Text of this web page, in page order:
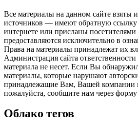
Все материалы на данном сайте взяты
источников — имеют обратную ссылку
интернете или присланы посетителями
предоставляются исключительно в
Права на материалы принадлежат их
Администрация сайта
материала не несет. Если Вы
материалы, которые нарушают
принадлежащие Вам, Вашей компании
пожалуйста, сообщите нам через форму
Облако тегов